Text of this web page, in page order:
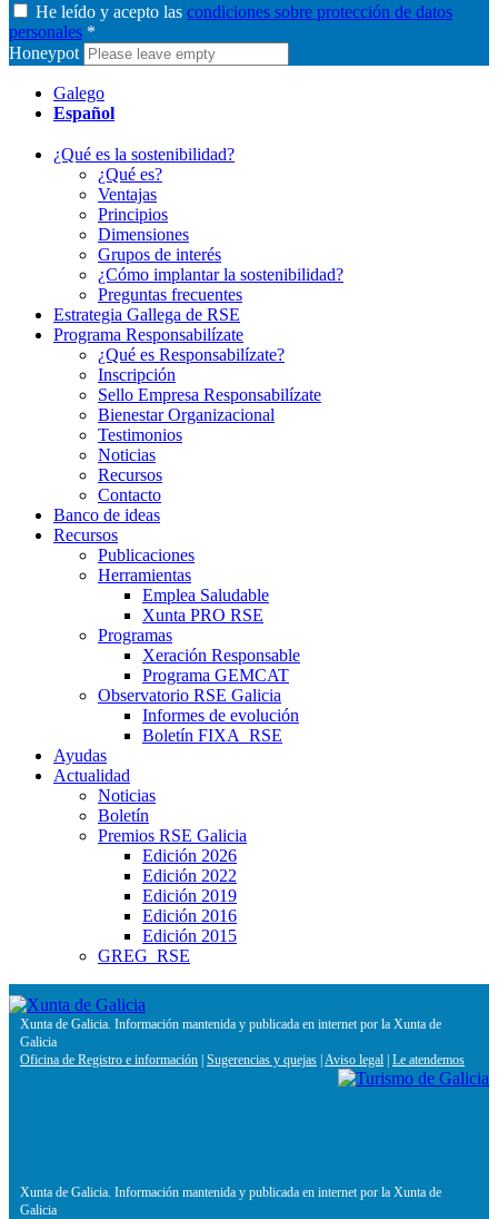
He leído y acepto las condiciones sobre protección de datos
personales *
Honeypot
Galego
Español
¿Qué es la sostenibilidad?
¿Qué es?
Ventajas
Principios
Dimensiones
Grupos de interés
¿Cómo implantar la sostenibilidad?
Preguntas frecuentes
Estrategia Gallega de RSE
Programa Responsabilízate
¿Qué es Responsabilízate?
Inscripción
Sello Empresa Responsabilízate
Bienestar Organizacional
Testimonios
Noticias
Recursos
Contacto
Banco de ideas
Recursos
Publicaciones
Herramientas
Emplea Saludable
Xunta PRO RSE
Programas
Xeración Responsable
Programa GEMCAT
Observatorio RSE Galicia
Informes de evolución
Boletín FIXA_RSE
Ayudas
Actualidad
Noticias
Boletín
Premios RSE Galicia
Edición 2026
Edición 2022
Edición 2019
Edición 2016
Edición 2015
GREG_RSE
Xunta de Galicia. Información mantenida y publicada en internet por la Xunta de
Galicia
Oficina de Registro e información | Sugerencias y quejas |Aviso legal | Le atendemos
Xunta de Galicia. Información mantenida y publicada en internet por la Xunta de
Galicia